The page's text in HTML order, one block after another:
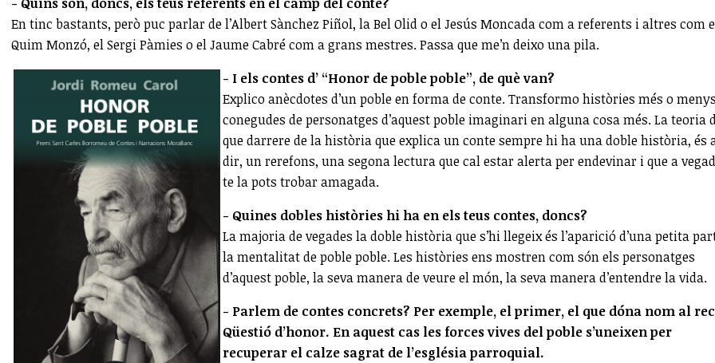
En tinc bastants, però puc parlar de l’Albert Sànchez Piñol, la Bel Olid o el Jesús Moncada com a referents i altres com
Quim Monzó, el Sergi Pàmies o el Jaume Cabré com a grans mestres. Passa que me’n deixo una pila.
- I els contes d’ “Honor de poble poble”, de què van?
Explico anècdotes d’un poble en forma de conte. Transformo històries més o menys
conegudes de personatges d’aquest poble imaginari en alguna cosa més. La teoria
que darrere de la història que explica un conte sempre hi ha una doble història, és
dir, un rerefons, una segona lectura que cal estar alerta per endevinar i que a
te la pots trobar amagada.
- Quines dobles històries hi ha en els teus contes, doncs?
La majoria de vegades la doble història que s’hi llegeix és l’aparició d’una petita
la mentalitat de poble poble. Les històries ens mostren com són els personatges
d’aquest poble, la seva manera de veure el món, la seva manera d’entendre la vida.
- Parlem de contes concrets? Per exemple, el primer, el que dóna nom al
Qüestió d’honor. En aquest cas les forces vives del poble s’uneixen per
recuperar el calze sagrat de l’església parroquial.